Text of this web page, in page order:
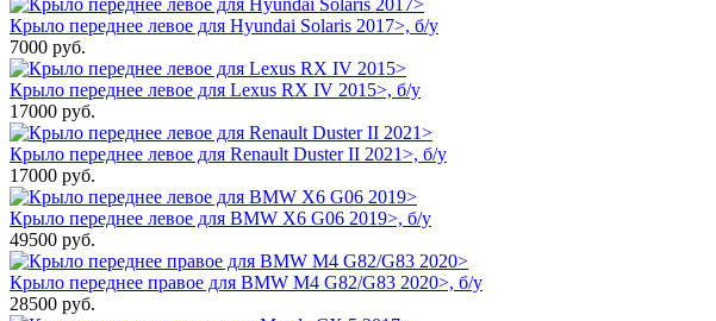
Крыло переднее левое для Hyundai Solaris 2017>, б/у
7000 руб.
Крыло переднее левое для Lexus RX IV 2015>, б/у
17000 руб.
Крыло переднее левое для Renault Duster II 2021>, б/у
17000 руб.
Крыло переднее левое для BMW X6 G06 2019>, б/у
49500 руб.
Крыло переднее правое для BMW M4 G82/G83 2020>, б/у
28500 руб.